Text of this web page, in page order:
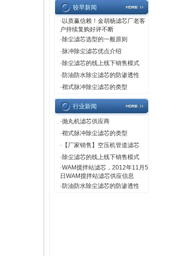
较早新闻
· 以质赢信赖！金胡杨滤芯厂老客
户持续复购好评不断
·除尘滤芯选型的一般原则
· 脉冲除尘滤芯优点介绍
·除尘滤芯的线上线下销售模式
·防油防水除尘滤芯的防渗透性
·褶式脉冲除尘滤芯的类型
行业新闻
·抛丸机滤芯供应商
·褶式脉冲除尘滤芯的类型
· 【厂家销售】空压机管道滤芯
·除尘滤芯的线上线下销售模式
·WAM搅拌站滤芯，2012年11月5
日WAM搅拌站滤芯供应信息
·防油防水除尘滤芯的防渗透性